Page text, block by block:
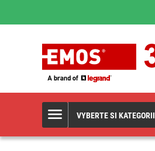
VYBERTE SI KATEGORII